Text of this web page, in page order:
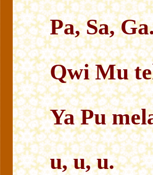
Pa, Sa,
Qwi Mu
Ya Pu
u, u, u.